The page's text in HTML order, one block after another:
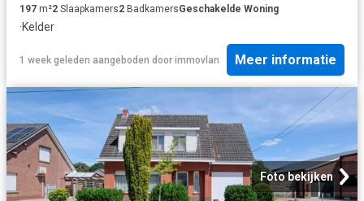
197 m²2 Slaapkamers2 BadkamersGeschakelde Woning
·Kelder
1 week geleden aangeboden door immovlan Meer informatie
Foto bekijken